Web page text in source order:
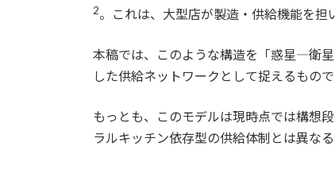
2。これは、大型店が製造・供給機能を担
本稿では、このような構造を「惑星―衛
した供給ネットワークとして捉えるもので
もっとも、このモデルは現時点では構想
ラルキッチン依存型の供給体制とは異な